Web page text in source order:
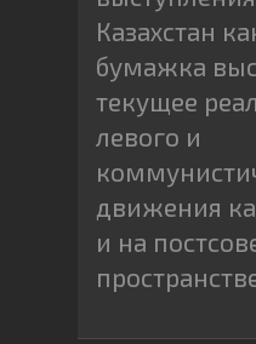
Казахстан
бумажка
текущее
левого и
движения
и на